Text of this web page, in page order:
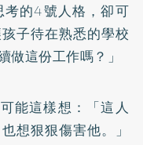
的4號人格，卻可
子待在熟悉的學校
做這份工作嗎？」
能這樣想：「這人
想狠狠傷害他。」